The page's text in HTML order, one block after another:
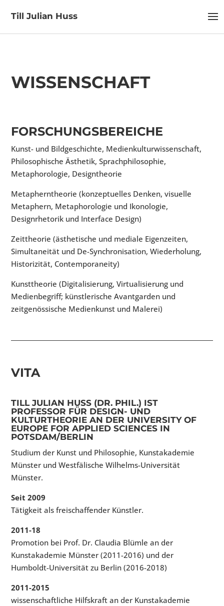
Till Julian Huss
WISSENSCHAFT
FORSCHUNGSBEREICHE
Kunst- und Bildgeschichte, Medienkulturwissenschaft,
Philosophische Ästhetik, Sprachphilosophie,
Metaphorologie, Designtheorie
Metapherntheorie (konzeptuelles Denken, visuelle
Metaphern, Metaphorologie und Ikonologie,
Designrhetorik und Interface Design)
Zeittheorie (ästhetische und mediale Eigenzeiten,
Simultaneität und De-Synchronisation, Wiederholung,
Historizität, Contemporaneity)
Kunsttheorie (Digitalisierung, Virtualisierung und
Medienbegriff; künstlerische Avantgarden und
zeitgenössische Medienkunst und Malerei)
VITA
TILL JULIAN HUSS (DR. PHIL.) IST
PROFESSOR FÜR DESIGN- UND
KULTURTHEORIE AN DER UNIVERSITY OF
EUROPE FOR APPLIED SCIENCES IN
POTSDAM/BERLIN
Studium der Kunst und Philosophie, Kunstakademie
Münster und Westfälische Wilhelms-Universität
Münster.
Seit 2009
Tätigkeit als freischaffender Künstler.
2011-18
Promotion bei Prof. Dr. Claudia Blümle an der
Kunstakademie Münster (2011-2016) und der
Humboldt-Universität zu Berlin (2016-2018)
2011-2015
wissenschaftliche Hilfskraft an der Kunstakademie